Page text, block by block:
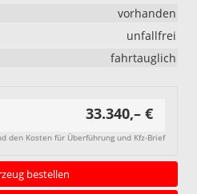
vorhanden
unfallfrei
fahrtauglich
33.340,– €
den Kosten für Überführung und Kfz-Brief
bestellen